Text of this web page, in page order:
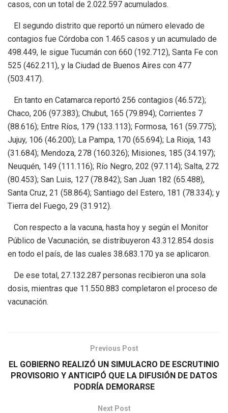
casos, con un total de 2.022.597 acumulados.
El segundo distrito que reportó un número elevado de
contagios fue Córdoba con 1.465 casos y un acumulado de
498.449, le sigue Tucumán con 660 (192.712), Santa Fe con
525 (462.211), y la Ciudad de Buenos Aires con 477
(503.417).
En tanto en Catamarca reportó 256 contagios (46.572);
Chaco, 206 (97.383); Chubut, 165 (79.894); Corrientes 7
(88.616); Entre Ríos, 179 (133.113); Formosa, 161 (59.775);
Jujuy, 106 (46.200); La Pampa, 170 (65.694); La Rioja, 143
(31.684); Mendoza, 278 (160.326); Misiones, 185 (34.197);
Neuquén, 149 (111.116); Río Negro, 202 (97.114); Salta, 272
(80.453); San Luis, 127 (78.842); San Juan 182 (65.488),
Santa Cruz, 21 (58.864); Santiago del Estero, 181 (78.334); y
Tierra del Fuego, 29 (31.912).
Con respecto a la vacuna, hasta hoy y según el Monitor
Público de Vacunación, se distribuyeron 43.312.854 dosis
en todo el país, de las cuales 38.683.170 ya se aplicaron.
De ese total, 27.132.287 personas recibieron una sola
dosis, mientras que 11.550.883 completaron el proceso de
vacunación.
Previous Post
EL GOBIERNO REALIZÓ UN SIMULACRO DE ESCRUTINIO
PROVISORIO Y ANTICIPÓ QUE LA DIFUSIÓN DE DATOS
PODRÍA DEMORARSE
Next Post